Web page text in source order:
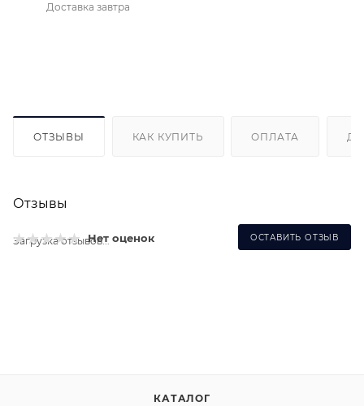
Доставка завтра
ОТЗЫВЫ КАК КУПИТЬ ОПЛАТА
Отзывы
Нет оценок ОСТАВИТЬ ОТЗЫВ
Загрузка отзывов...
КАТАЛОГ